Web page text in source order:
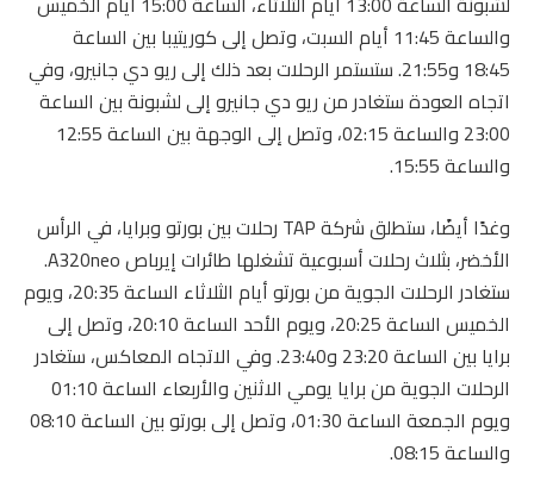
والساعة 11:45 أيام السبت، وتصل إلى كوريتيبا بين الساعة
18:45 و21:55. ستستمر الرحلات بعد ذلك إلى ريو دي جانيرو، وفي
اتجاه العودة ستغادر من ريو دي جانيرو إلى لشبونة بين الساعة
23:00 والساعة 02:15، وتصل إلى الوجهة بين الساعة 12:55
والساعة 15:55.
وغدًا أيضًا، ستطلق شركة TAP رحلات بين بورتو وبرايا، في الرأس
الأخضر، بثلاث رحلات أسبوعية تشغلها طائرات إيرباص A320neo.
ستغادر الرحلات الجوية من بورتو أيام الثلاثاء الساعة 20:35، ويوم
الخميس الساعة 20:25، ويوم الأحد الساعة 20:10، وتصل إلى
برايا بين الساعة 23:20 و23:40. وفي الاتجاه المعاكس، ستغادر
الرحلات الجوية من برايا يومي الاثنين والأربعاء الساعة 01:10
ويوم الجمعة الساعة 01:30، وتصل إلى بورتو بين الساعة 08:10
والساعة 08:15.